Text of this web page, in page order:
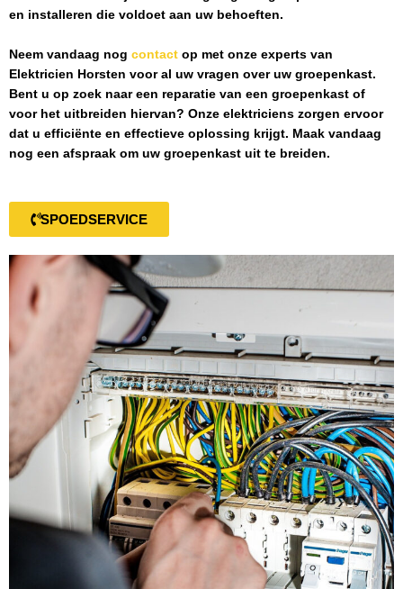
en installeren die voldoet aan uw behoeften.
Neem vandaag nog contact op met onze experts van
Elektricien Horsten voor al uw vragen over uw groepenkast.
Bent u op zoek naar een reparatie van een groepenkast of
voor het uitbreiden hiervan? Onze elektriciens zorgen ervoor
dat u efficiënte en effectieve oplossing krijgt. Maak vandaag
nog een afspraak om uw groepenkast uit te breiden.
SPOEDSERVICE